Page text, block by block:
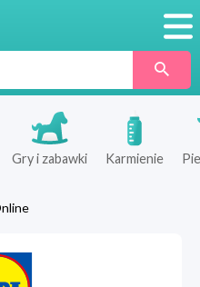
Gry i zabawki Karmienie